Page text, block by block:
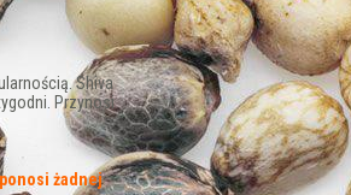
Shiva
Przynosi
żadnej